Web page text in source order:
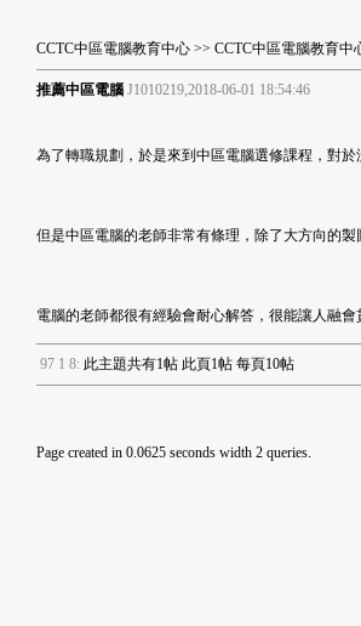
CCTC中區電腦教育中心 >> CCTC中區電腦教育中
推薦中區電腦 J1010219,2018-06-01 18:54:46
為了轉職規劃，於是來到中區電腦選修課程，對於
但是中區電腦的老師非常有條理，除了大方向的
電腦的老師都很有經驗會耐心解答，很能讓人融
97 1 8: 此主題共有1帖 此頁1帖 每頁10帖
Page created in 0.0625 seconds width 2 queries.